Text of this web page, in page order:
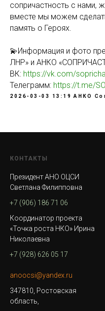
сопричастность с нами,
вместе мы можем
память о Героях.
💫Информация и фото
ЛНР» и АНКО
ВК: https://vk.com/
Телеграмм: https://t.me/
2026-03-03 13:19 АНКО
КОНТАКТЫ
Президент АНО ОЦСИ
Светлана Филипповна
+7 (906) 186 71 06
Координатор проекта
«Точка роста НКО» Ирина
Николаевна
+7 (928) 626 05 17
anoocsi@yandex.ru
347810, Ростовская
область,